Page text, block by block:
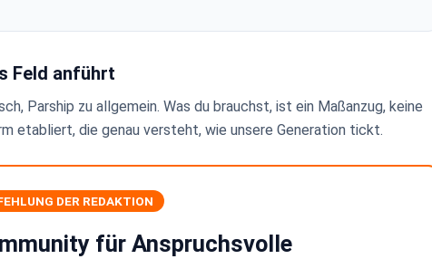
Feld anführt
Parship zu allgemein. Was du brauchst, ist ein Maßanzug, keine
etabliert, die genau versteht, wie unsere Generation tickt.
DER REDAKTION
für Anspruchsvolle